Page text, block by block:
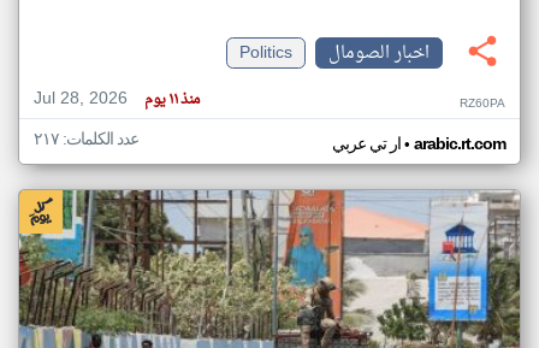
اخبار الصومال
Politics
Jul 28, 2026
منذ ١١ يوم RZ60PA
ار تي عربي• arabic.rt.com عدد الكلمات: ٢١٧